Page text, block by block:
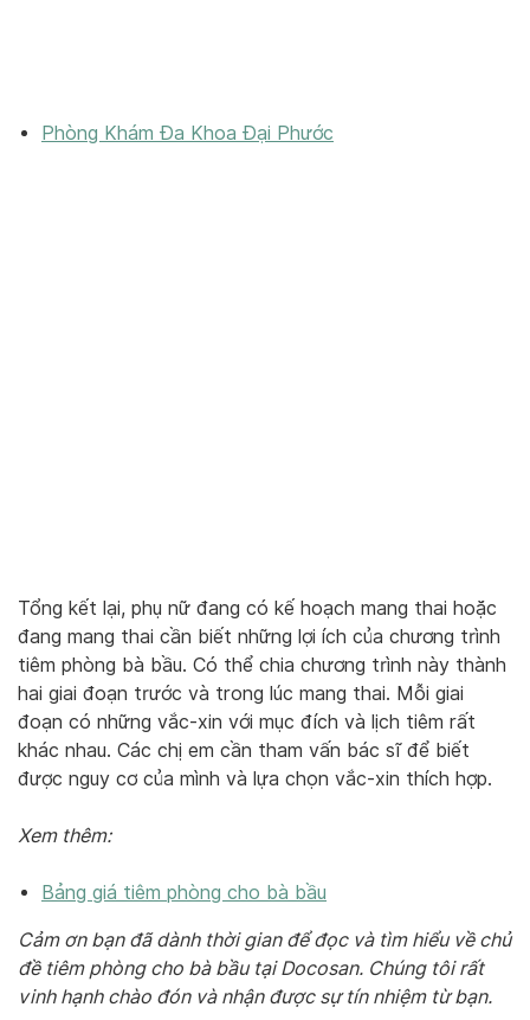
Phòng Khám Đa Khoa Đại Phước
Tổng kết lại, phụ nữ đang có kế hoạch mang thai hoặc
đang mang thai cần biết những lợi ích của chương trình
tiêm phòng bà bầu. Có thể chia chương trình này thành
hai giai đoạn trước và trong lúc mang thai. Mỗi giai
đoạn có những vắc-xin với mục đích và lịch tiêm rất
khác nhau. Các chị em cần tham vấn bác sĩ để biết
được nguy cơ của mình và lựa chọn vắc-xin thích hợp.
Xem thêm:
Bảng giá tiêm phòng cho bà bầu
Cảm ơn bạn đã dành thời gian để đọc và tìm hiểu về chủ
đề tiêm phòng cho bà bầu tại Docosan. Chúng tôi rất
vinh hạnh chào đón và nhận được sự tín nhiệm từ bạn.